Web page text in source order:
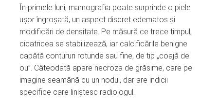
În primele luni, mamografia poate surprinde o piele
ușor îngroșată, un aspect discret edematos și
modificări de densitate. Pe măsură ce trece timpul,
cicatricea se stabilizează, iar calcificările benigne
capătă contururi rotunde sau fine, de tip „coajă de
ou”. Câteodată apare necroza de grăsime, care pe
imagine seamănă cu un nodul, dar are indicii
specifice care liniștesc radiologul.